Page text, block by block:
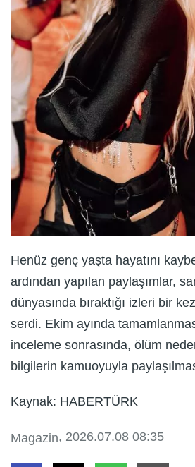
Henüz genç yaşta hayatını
ardından yapılan paylaşımlar,
dünyasında bıraktığı izleri bir
serdi. Ekim ayında
inceleme sonrasında, ölüm
bilgilerin kamuoyuyla
Kaynak: HABERTÜRK
Magazin, 2026.07.08 08:35